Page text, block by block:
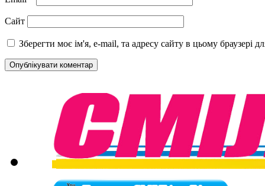
Сайт
Зберегти моє ім'я, e-mail, та адресу сайту в цьому браузері